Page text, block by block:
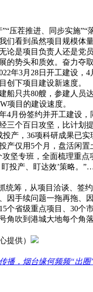
压茬推进、同步实施
们看到虽然项目规模体
论是项目负责人还是党
的势头和质效。奋力夺
年3月28日开工建设
创下项目建设新速度。
船只共80艘，参建人
项目的建设速度。
4月份签约并开工建设
三个百日攻坚，比计划
产，36项科研成果已
仅用5个月，盘活闲置
坚专班，全面梳理重
投产、盯达效’策略
统筹，从项目洽谈、签
因手续问题一拖再拖、
个省级重点项目、30个
角吹到港城大地每个角
提供）
播，烟台缘何频频“出圈